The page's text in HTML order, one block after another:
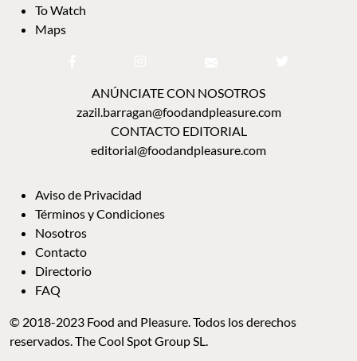
To Watch
Maps
ANÚNCIATE CON NOSOTROS
zazil.barragan@foodandpleasure.com
CONTACTO EDITORIAL
editorial@foodandpleasure.com
Aviso de Privacidad
Términos y Condiciones
Nosotros
Contacto
Directorio
FAQ
© 2018-2023 Food and Pleasure. Todos los derechos
reservados. The Cool Spot Group SL.